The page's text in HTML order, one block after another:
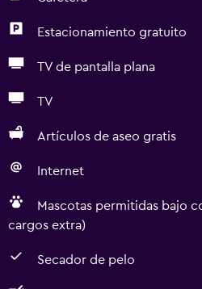
Estacionamiento gratuito
TV de pantalla plana
TV
Artículos de aseo gratis
Internet
Mascotas permitidas bajo
cargos extra)
Secador de pelo